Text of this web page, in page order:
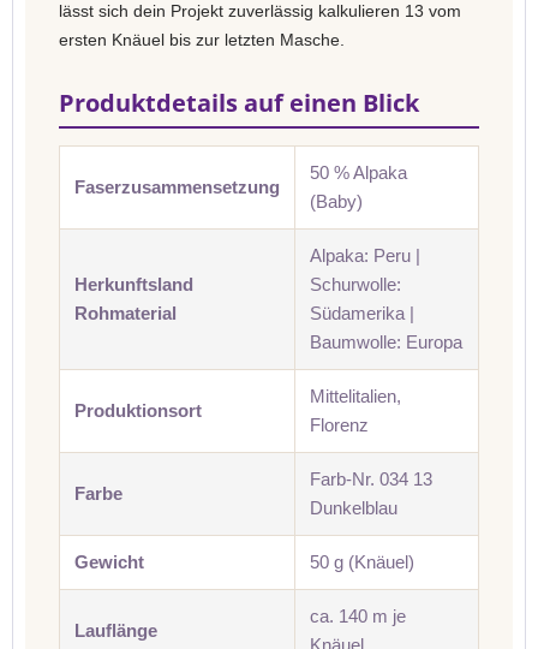
lässt sich dein Projekt zuverlässig kalkulieren 13 vom
ersten Knäuel bis zur letzten Masche.
Produktdetails auf einen Blick
Faserzusammensetzung
50 % Alpaka
(Baby)
Herkunftsland
Rohmaterial
Alpaka: Peru |
Schurwolle:
Südamerika |
Baumwolle: Europa
Produktionsort
Mittelitalien,
Florenz
Farbe
Farb-Nr. 034 13
Dunkelblau
Gewicht 50 g (Knäuel)
Lauflänge
ca. 140 m je
Knäuel